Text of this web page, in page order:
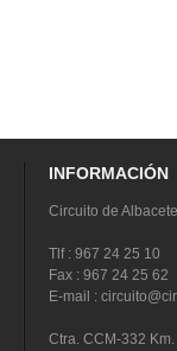
INFORMACIÓN
Circuito de Albacete
Tlf : 967 24 25 10
Fax : 967 24 25 62
E-mail :
Ctra. CCM-332